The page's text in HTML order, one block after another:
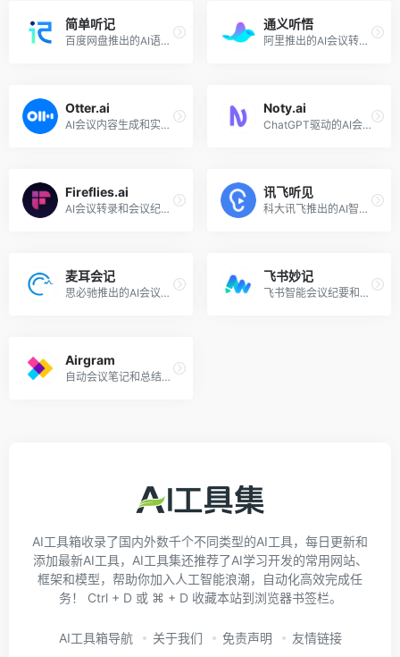
简单听记
百度网盘推出的AI语音转文字工具
通义听悟
阿里推出的AI会议转录工具，万语千言，心领神悟
Otter.ai
AI会议内容生成和实时转录
Noty.ai
ChatGPT驱动的AI会议转录工具
Fireflies.ai
AI会议转录和会议纪要生成工具
讯飞听见
科大讯飞推出的AI智能会议系统，实时字幕、实时翻译、自动生成会议记录
麦耳会记
思必驰推出的AI会议助手，语音转文字、字幕同传、AI摘要
飞书妙记
飞书智能会议纪要和快捷语音识别转文字
Airgram
自动会议笔记和总结的AI助手
AI工具箱收录了国内外数千个不同类型的AI工具，每日更新和
添加最新AI工具，AI工具集还推荐了AI学习开发的常用网站、
框架和模型，帮助你加入人工智能浪潮，自动化高效完成任
务！ Ctrl + D 或 ⌘ + D 收藏本站到浏览器书签栏。
AI工具箱导航 关于我们 免责声明 友情链接